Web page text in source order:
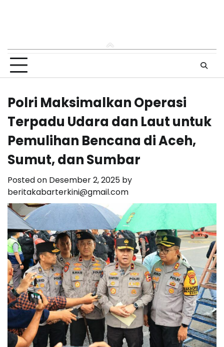
Polri Maksimalkan Operasi
Terpadu Udara dan Laut untuk
Pemulihan Bencana di Aceh,
Sumut, dan Sumbar
Posted on Desember 2, 2025 by
beritakabarterkini@gmail.com